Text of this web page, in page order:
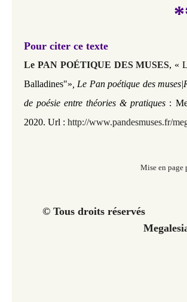
Pour citer ce texte
Le PAN POÉTIQUE DES MUSES, «
Balladines"» , Le Pan poétique des
de poésie entre théories & pratiques :
2020. Url : http://www.pandesmuses.fr/
Mise en page
© Tous droits